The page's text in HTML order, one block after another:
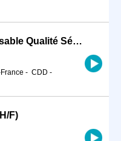
Adjoint / Adjointe au responsable Qualité Sécurité Environnement (H/F)
- CDD -
F)